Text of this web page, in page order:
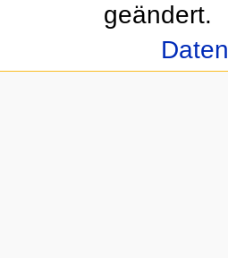
geändert.